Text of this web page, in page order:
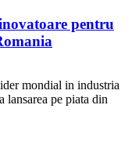
pentru
mondial in industria
lansarea pe piata din